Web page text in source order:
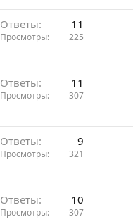
Ответы 11
Просмотры 225
Ответы 11
Просмотры 307
Ответы 9
Просмотры 321
Ответы 10
Просмотры 307